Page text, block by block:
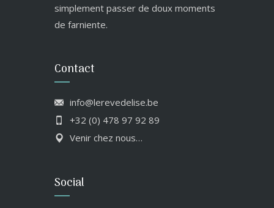
simplement passer de doux moments
de farniente.
Contact
info@lerevedelise.be
+32 (0) 478 97 92 89
Venir chez nous…
Social